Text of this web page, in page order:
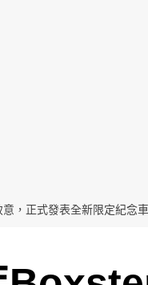
，正式發表全新限定紀念